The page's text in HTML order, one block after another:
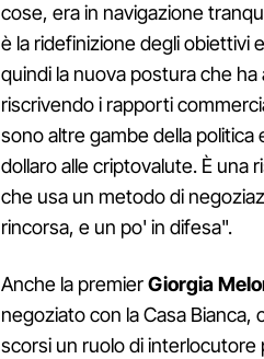
cose, era in navigazione
è la ridefinizione degli obiettivi
quindi la nuova postura che
riscrivendo i rapporti
sono altre gambe della
dollaro alle criptovalute. È una
che usa un metodo di
rincorsa, e un po' in difesa".
Anche la premierGiorgia
negoziato con la Casa Bianca,
scorsi un ruolo di